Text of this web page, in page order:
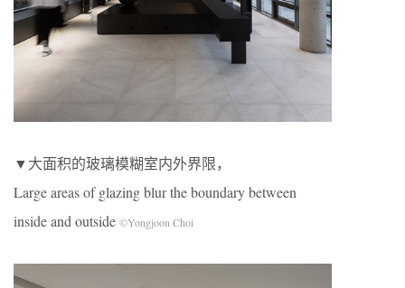
▼大面积的玻璃模糊室内外界限，
Large areas of glazing blur the boundary between
inside and outside ©Yongjoon Choi